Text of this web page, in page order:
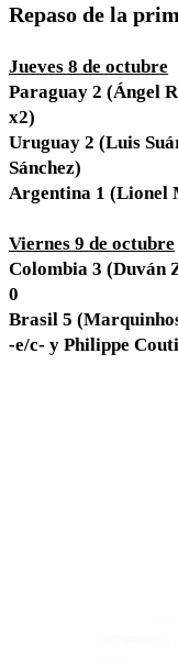
Repaso de la
Jueves 8 de octubre
Paraguay 2 (Ángel
x2)
Uruguay 2 (Luis
Sánchez)
Argentina 1 (Lionel
Viernes 9 de octubre
Colombia 3 (Duván
0
Brasil 5
-e/c- y Philippe